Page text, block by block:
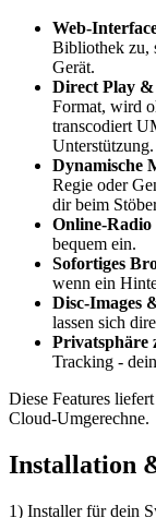
Web-
Bibliothek zu,
Gerät.
Direct Play
Format, wird
transcodiert
Unterstützung.
Dynamische
Regie oder
dir beim
Online-Radio
bequem ein.
Sofortiges
wenn ein
Disc-Images
lassen sich
Privatsphäre
Tracking -
Diese Features
Cloud-Umgerechne.
Installation
1) Installer für dein